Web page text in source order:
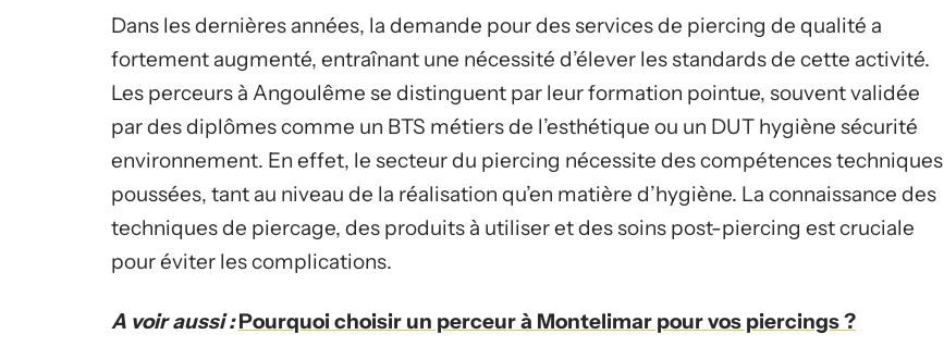
Dans les dernières années, la demande pour des services de piercing de qualité a
fortement augmenté, entraînant une nécessité d’élever les standards de cette activité.
Les perceurs à Angoulême se distinguent par leur formation pointue, souvent validée
par des diplômes comme un BTS métiers de l’esthétique ou un DUT hygiène sécurité
environnement. En effet, le secteur du piercing nécessite des compétences techniques
poussées, tant au niveau de la réalisation qu’en matière d’hygiène. La connaissance des
techniques de piercage, des produits à utiliser et des soins post-piercing est cruciale
pour éviter les complications.
A voir aussi : Pourquoi choisir un perceur à Montelimar pour vos piercings ?